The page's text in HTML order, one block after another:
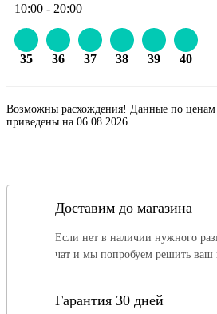
10:00 - 20:00
35 36 37 38 39 40
Возможны расхождения! Данные по ценам
приведены на 06.08.2026.
Доставим до магазина
Если нет в наличии нужного
чат и мы попробуем решить ваш
Гарантия 30 дней